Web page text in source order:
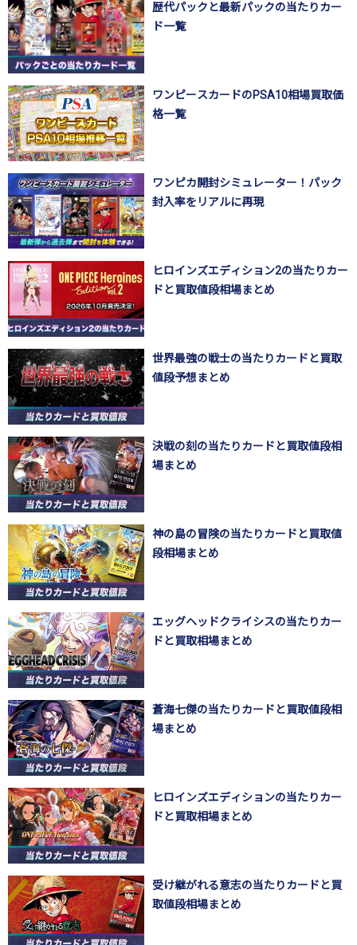
歴代パックと最新パックの当たりカー
ド一覧
ワンピースカードのPSA10相場買取価
格一覧
ワンピカ開封シミュレーター！パック
封入率をリアルに再現
ヒロインズエディション2の当たりカー
ドと買取値段相場まとめ
世界最強の戦士の当たりカードと買取
値段予想まとめ
決戦の刻の当たりカードと買取値段相
場まとめ
神の島の冒険の当たりカードと買取値
段相場まとめ
エッグヘッドクライシスの当たりカー
ドと買取相場まとめ
蒼海七傑の当たりカードと買取値段相
場まとめ
ヒロインズエディションの当たりカー
ドと買取相場まとめ
受け継がれる意志の当たりカードと買
取値段相場まとめ